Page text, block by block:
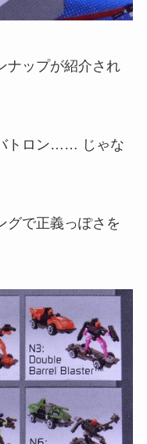
ナップが紹介され
トロン…… じゃな
で正義っぽさを